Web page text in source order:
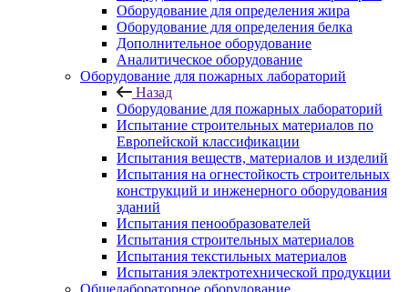
Оборудование для определения жира
Оборудование для определения белка
Дополнительное оборудование
Аналитическое оборудование
Оборудование для пожарных лабораторий
Назад
Оборудование для пожарных лабораторий
Испытание строительных материалов по
Европейской классификации
Испытания веществ, материалов и изделий
Испытания на огнестойкость строительных
конструкций и инженерного оборудования
зданий
Испытания пенообразователей
Испытания строительных материалов
Испытания текстильных материалов
Испытания электротехнической продукции
Общелабораторное оборудование